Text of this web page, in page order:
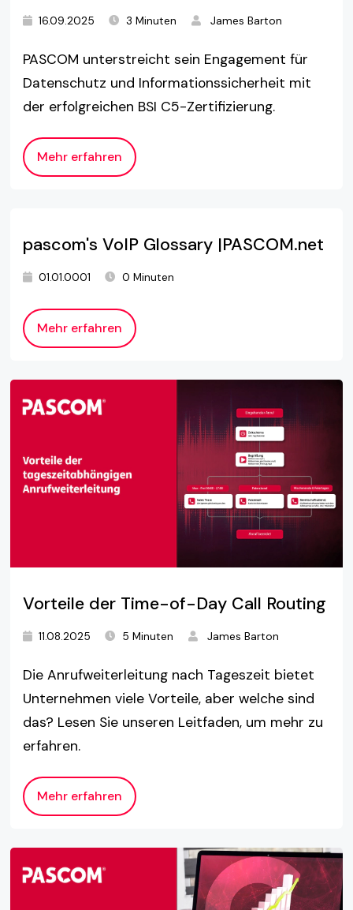
16.09.2025 3 Minuten James Barton
PASCOM unterstreicht sein Engagement für
Datenschutz und Informationssicherheit mit
der erfolgreichen BSI C5-Zertifizierung.
Mehr erfahren
pascom's VoIP Glossary |PASCOM.net
01.01.0001 0 Minuten
Mehr erfahren
Vorteile der Time-of-Day Call Routing
11.08.2025 5 Minuten James Barton
Die Anrufweiterleitung nach Tageszeit bietet
Unternehmen viele Vorteile, aber welche sind
das? Lesen Sie unseren Leitfaden, um mehr zu
erfahren.
Mehr erfahren